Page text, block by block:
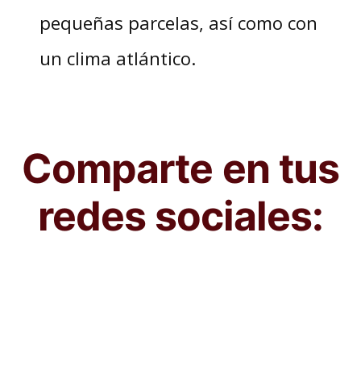
pequeñas parcelas, así como con
un clima atlántico.
Comparte en tus
redes sociales: